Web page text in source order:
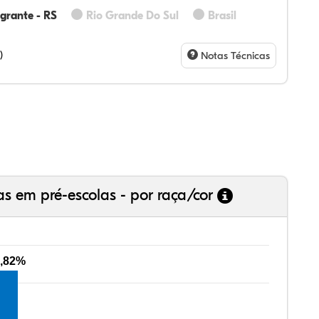
- RS Rio Grande Do Sul Brasil
Notas Técnicas
em pré-escolas - por raça/cor